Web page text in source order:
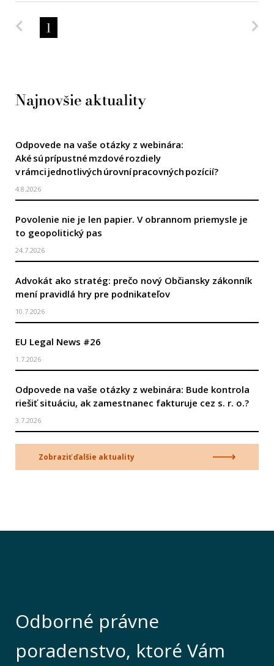
Predchádzajúca strana
1
Najnovšie aktuality
Odpovede na vaše otázky z webinára:
Aké sú prípustné mzdové rozdiely
v rámci jednotlivých úrovní pracovných pozícií?
4.8.2026
Povolenie nie je len papier. V obrannom priemysle je
to geopolitický pas
24.7.2026
Advokát ako stratég: prečo nový Občiansky zákonník
mení pravidlá hry pre podnikateľov
10.7.2026
EU Legal News #26
1.7.2026
Odpovede na vaše otázky z webinára: Bude kontrola
riešiť situáciu, ak zamestnanec fakturuje cez s. r. o.?
3.7.2026
Zobraziť ďalšie aktuality
Odborné právne
poradenstvo, ktoré Vám